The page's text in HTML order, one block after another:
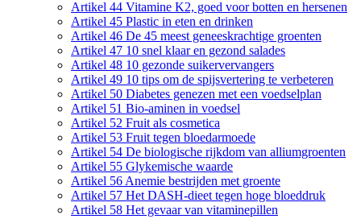
Artikel 44 Vitamine K2, goed voor botten en hersenen
Artikel 45 Plastic in eten en drinken
Artikel 46 De 45 meest geneeskrachtige groenten
Artikel 47 10 snel klaar en gezond salades
Artikel 48 10 gezonde suikervervangers
Artikel 49 10 tips om de spijsvertering te verbeteren
Artikel 50 Diabetes genezen met een voedselplan
Artikel 51 Bio-aminen in voedsel
Artikel 52 Fruit als cosmetica
Artikel 53 Fruit tegen bloedarmoede
Artikel 54 De biologische rijkdom van alliumgroenten
Artikel 55 Glykemische waarde
Artikel 56 Anemie bestrijden met groente
Artikel 57 Het DASH-dieet tegen hoge bloeddruk
Artikel 58 Het gevaar van vitaminepillen